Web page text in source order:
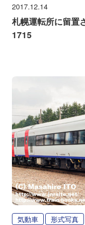
2017.12.14
札幌運転所に留置
1715
気動車 形式写真